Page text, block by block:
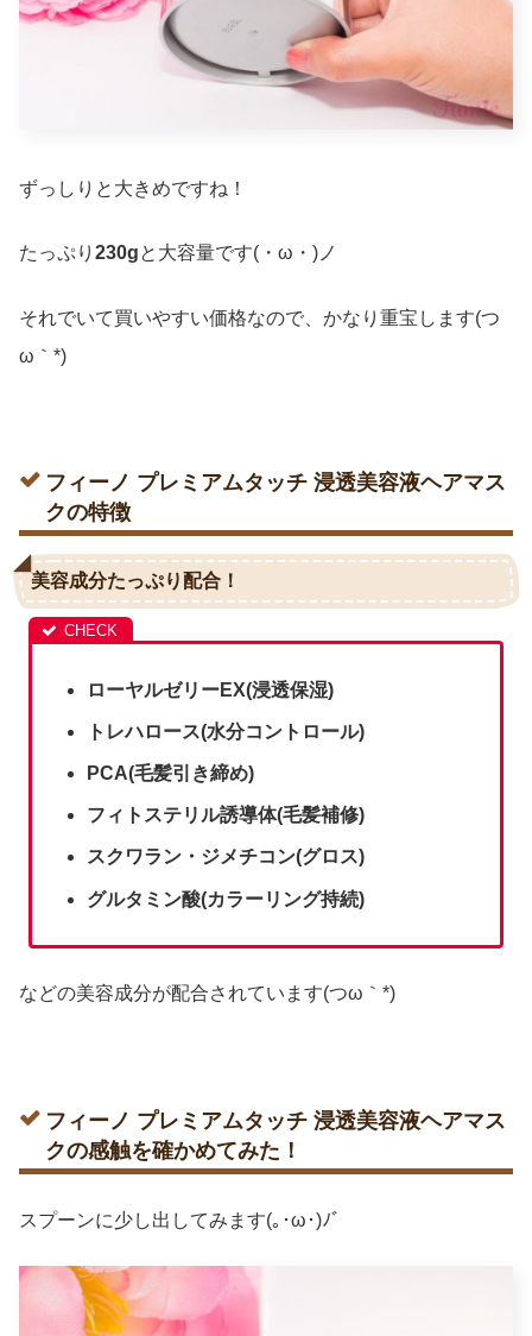
ずっしりと大きめですね！
たっぷり 230gと大容量です(・ω・)ノ
それでいて買いやすい価格なので、かなり重宝します(つ
ω｀*)
フィーノ プレミアムタッチ 浸透美容液ヘアマス
クの特徴
美容成分たっぷり配合！
ローヤルゼリーEX(浸透保湿)
トレハロース(水分コントロール)
PCA(毛髪引き締め)
フィトステリル誘導体(毛髪補修)
スクワラン・ジメチコン(グロス)
グルタミン酸(カラーリング持続)
などの美容成分が配合されています(つω｀*)
フィーノ プレミアムタッチ 浸透美容液ヘアマス
クの感触を確かめてみた！
スプーンに少し出してみます(｡･ω･)ﾉﾞ